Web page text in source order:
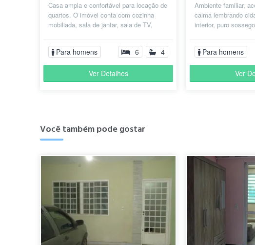
Casa ampla e confortável para locação de
quartos. O imóvel conta com cozinha
mobiliada, sala de jantar, sala de TV,
Para homens 6 4
Ver Detalhes
Ambiente familiar,
calma lembrando
interior, puro
Para homens
Ver
Você também pode gostar